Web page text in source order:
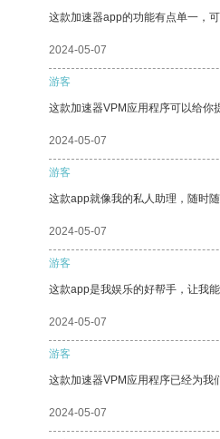
这款加速器app的功能有点单一，
2024-05-07
游客
这款加速器VPM应用程序可以给你
2024-05-07
游客
这款app就像我的私人助理，随时
2024-05-07
游客
这款app是我娱乐的好帮手，让我
2024-05-07
游客
这款加速器VPM应用程序已经为我
2024-05-07